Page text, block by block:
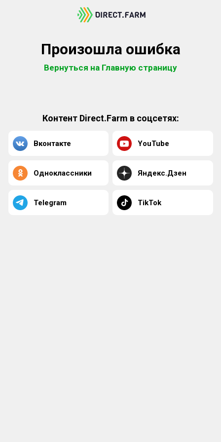
Произошла ошибка
Вернуться на Главную страницу
Контент Direct.Farm в соцсетях:
Вконтакте YouTube
Одноклассники Яндекс.Дзен
Telegram TikTok